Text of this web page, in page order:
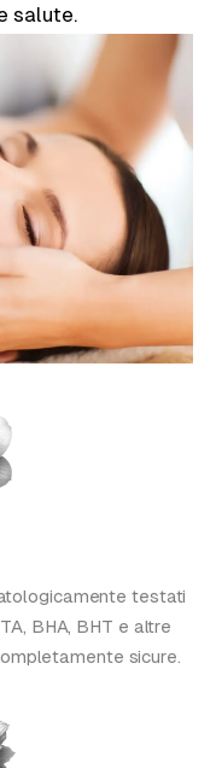
salute.
testati
BHA, BHT e altre
sicure.